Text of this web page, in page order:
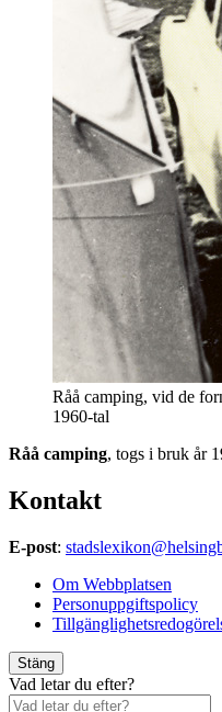
Råå camping, vid de
1960-tal
Råå camping, togs i bruk år
Kontakt
E-post:
Om Webbplatsen
Personuppgiftspolicy
Stäng
Vad letar du efter?